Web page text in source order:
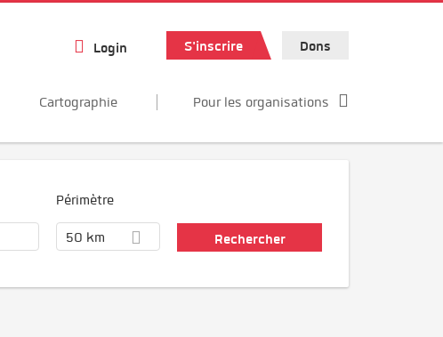
Login S'inscrire Dons
Cartographie Pour les organisations
Périmètre
50 km